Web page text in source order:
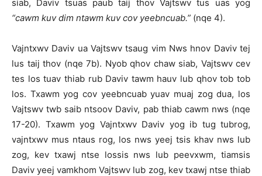
siab, Daviv tsuas paub taij thov Vajtswv tus uas yog
“cawm kuv dim ntawm kuv cov yeebncuab.” (nqe 4).
Vajntxwv Daviv ua Vajtswv tsaug vim Nws hnov Daviv tej
lus taij thov (nqe 7b). Nyob qhov chaw siab, Vajtswv cev
tes los tuav thiab rub Daviv tawm hauv lub qhov tob tob
los. Txawm yog cov yeebncuab yuav muaj zog dua, los
Vajtswv twb saib ntsoov Daviv, pab thiab cawm nws (nqe
17-20). Txawm yog Vajntxwv Daviv yog ib tug tubrog,
vajntxwv mus ntaus rog, los nws yeej tsis khav nws lub
zog, kev txawj ntse lossis nws lub peevxwm, tiamsis
Daviv yeej vamkhom Vajtswv lub zog, kev txawj ntse thiab